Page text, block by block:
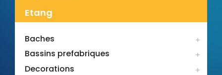
Etang
Baches 
Bassins prefabriques 
Decorations 